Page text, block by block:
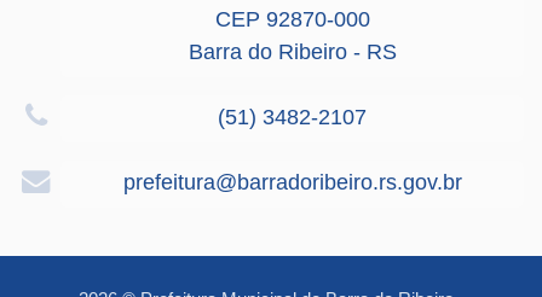
CEP 92870-000
Barra do Ribeiro - RS
(51) 3482-2107
prefeitura@barradoribeiro.rs.gov.br